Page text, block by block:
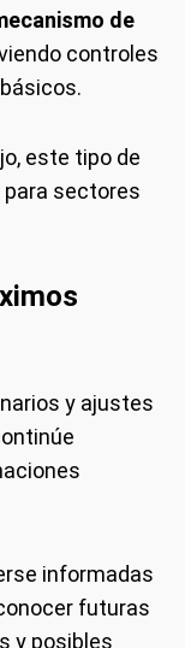
de
controles
este tipo de
sectores
y ajustes
informadas
futuras
y posibles